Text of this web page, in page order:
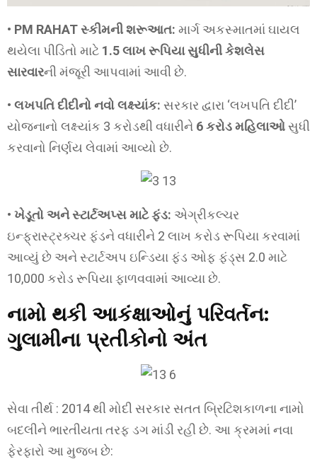
• PM RAHAT સ્કીમની શરૂઆત: માર્ગ અકસ્માતમાં ઘાયલ
થયેલા પીડિતો માટે 1.5 લાખ રૂપિયા સુધીની કેશલેસ
સારવારની મંજૂરી આપવામાં આવી છે.
• લખપતિ દીદીનો નવો લક્ષ્યાંક: સરકાર દ્વારા ‘લખપતિ દીદી’
યોજનાનો લક્ષ્યાંક 3 કરોડથી વધારીને 6 કરોડ મહિલાઓસુધી
કરવાનો નિર્ણય લેવામાં આવ્યો છે.
• ખેડૂતો અને સ્ટાર્ટઅપ્સ માટે ફંડ: એગ્રીકલ્ચર
ઇન્ફ્રાસ્ટ્રક્ચર ફંડને વધારીને 2 લાખ કરોડ રૂપિયા કરવામાં
આવ્યું છે અને સ્ટાર્ટઅપ ઇન્ડિયા ફંડ ઓફ ફંડ્સ 2.0 માટે
10,000 કરોડ રૂપિયા ફાળવવામાં આવ્યા છે.
નામો થકી આકંક્ષાઓનું પરિવર્તન:
ગુલામીના પ્રતીકોનો અંત
સેવા તીર્થ : 2014 થી મોદી સરકાર સતત બ્રિટિશકાળના નામો
બદલીને ભારતીયતા તરફ ડગ માંડી રહી છે. આ ક્રમમાં નવા
ફેરફારો આ મુજબ છે: